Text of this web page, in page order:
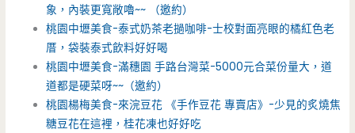
象，內裝更寬敞嚕~~ （邀約）
桃園中壢美食-泰式奶茶老撾咖啡-士校對面亮眼的橘紅色老
厝，袋裝泰式飲料好好喝
桃園中壢美食-滿穗園 手路台灣菜-5000元合菜份量大，道
道都是硬菜呀~~（邀約）
桃園楊梅美食-來浣豆花 《手作豆花 專賣店》-少見的炙燒焦
糖豆花在這裡，桂花凍也好好吃